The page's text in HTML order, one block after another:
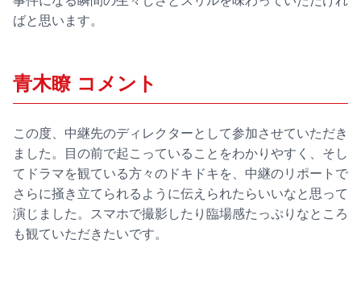
ばと思います。
青木瞭 コメント
この度、中継先のディレクターとして参加させていただき
ました。目の前で起こっていることをわかりやすく、そし
てドラマを観ている方々のドキドキを、中継のリポートで
さらに掻き立てられるように伝えられたらいいなと思って
演じました。スマホで撮影したり臨場感たっぷりなところ
も観ていただきたいです。